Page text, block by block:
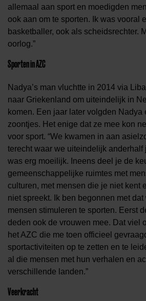
allemaal aan sport en moedigden
ook aan om te sporten. Ik was vooral
basketballer, ook als scheidsrechter.
oorlog.”
Sporten in AZC
Nadya’s man vluchtte in 2014 via
naar Griekenland om uiteindelijk in
komen. Een jaar later volgden Nadya
zoontjes. Het enige dat ze mee kon
voor sport. “We kwamen in aan
terecht waar we uiteindelijk anderhalf
was erg moeilijk. Ineens deel je de
gemeenschappelijke ruimtes met
culturen, met mensen die je niet kent
niet spreekt. Ik ben begonnen met dat
mensen stimuleren te sporten. Eerst
deden ook de vrouwen mee. Dat viel
het AZC die me toen officieel
sportactiviteiten op te zetten en te
al die mensen met hun verhalen en
verschillende landen.”
Veerkracht